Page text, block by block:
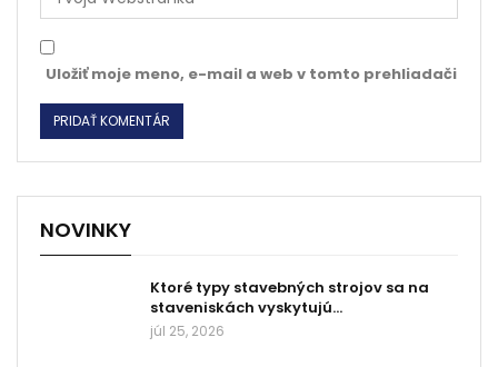
Uložiť moje meno, e-mail a web v tomto prehliadači
NOVINKY
Ktoré typy stavebných strojov sa na
staveniskách vyskytujú…
júl 25, 2026